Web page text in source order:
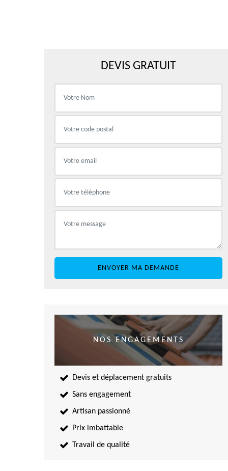
DEVIS GRATUIT
NOS ENGAGEMENTS
Devis et déplacement gratuits
Sans engagement
Artisan passionné
Prix imbattable
Travail de qualité